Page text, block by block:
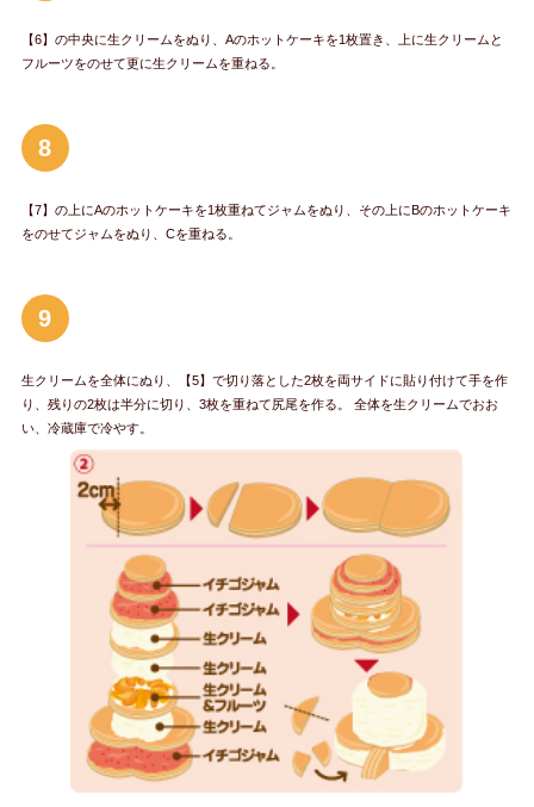
【6】の中央に生クリームをぬり、Aのホットケーキを1枚置き、上に生クリームと
フルーツをのせて更に生クリームを重ねる。
8
【7】の上にAのホットケーキを1枚重ねてジャムをぬり、その上にBのホットケーキ
をのせてジャムをぬり、Cを重ねる。
9
生クリームを全体にぬり、【5】で切り落とした2枚を両サイドに貼り付けて手を作
り、残りの2枚は半分に切り、3枚を重ねて尻尾を作る。 全体を生クリームでおお
い、冷蔵庫で冷やす。